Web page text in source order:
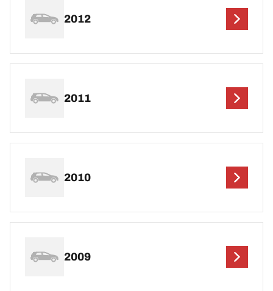
2012
2011
2010
2009